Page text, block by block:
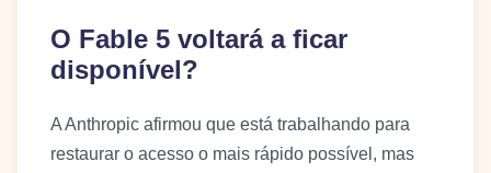
O Fable 5 voltará a ficar
disponível?
A Anthropic afirmou que está trabalhando para
restaurar o acesso o mais rápido possível, mas